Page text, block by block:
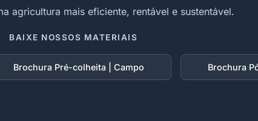
agricultura mais eficiente, rentável e sustentável.
BAIXE NOSSOS MATERIAIS
Brochura Pré-colheita | Campo Brochura